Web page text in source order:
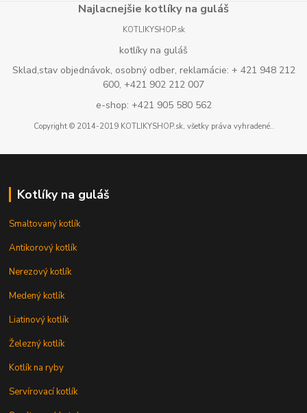
Najlacnejšie kotlíky na guláš
KOTLIKYSHOP.sk
kotlíky na guláš
Sklad,stav objednávok, osobný odber, reklamácie: + 421 948 212
600, +421 902 212 007
e-shop: +421 905 580 562
Copyright © 2014-2019 KOTLIKYSHOP.sk, všetky práva vyhradené..
Kotlíky na guláš
Smaltovaný kotlík
Antikorový kotlík
Nerezový kotlík
Medený kotlík
Liatinový kotlík
Železný kotlík
Kotlík na ryby
Servírovací kotlík